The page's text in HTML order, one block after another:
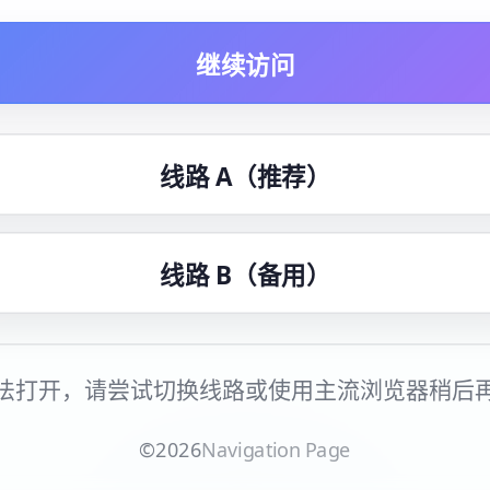
继续访问
线路 A（推荐）
线路 B（备用）
打开，请尝试切换线路或使用主流浏览器稍后
©2026Navigation Page